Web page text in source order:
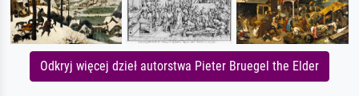
Odkryj więcej dzieł autorstwa Pieter Bruegel the Elder